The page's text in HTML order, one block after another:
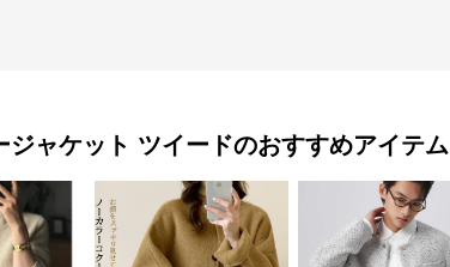
ジャケット ツイードのおすすめアイテム